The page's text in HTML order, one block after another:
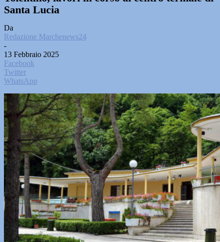
Santa Lucia
Da
Redazione Marchenews24
-
13 Febbraio 2025
Facebook
Twitter
WhatsApp